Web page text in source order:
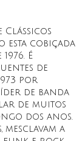
Clássicos
esta cobiçada
É
de
por
de banda
de muitos
dos anos.
a